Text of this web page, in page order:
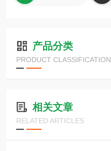
产品分类
PRODUCT CLASSIFICATION
相关文章
RELATED ARTICLES